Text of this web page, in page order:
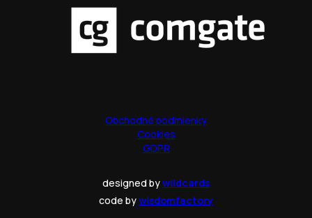
Obchodné podmienky
Cookies
GDPR
designed bywildcards
code bywisdomfactory